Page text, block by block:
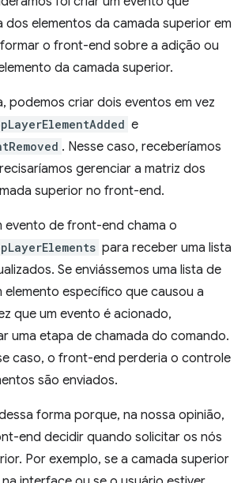
dos elementos da camada superior em
o front-end sobre a adição ou
da camada superior.
podemos criar dois eventos em vez
e
. Nesse caso, receberíamos
gerenciar a matriz dos
superior no front-end.
evento de front-end chama o
para receber uma lista
Se enviássemos uma lista de
elemento específico que causou a
que um evento é acionado,
uma etapa de chamada do comando.
caso, o front-end perderia o controle
são enviados.
forma porque, na nossa opinião,
end decidir quando solicitar os nós
Por exemplo, se a camada superior